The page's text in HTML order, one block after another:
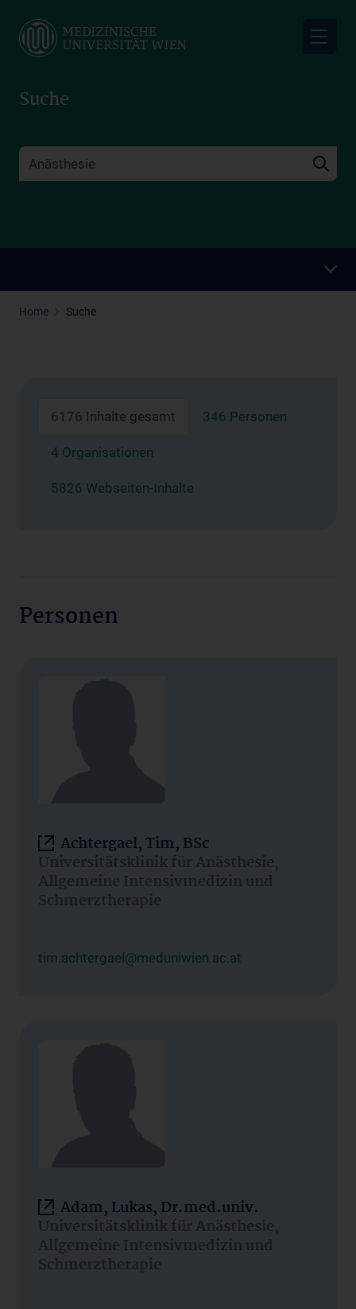
main
Suche
Home Suche
6176 Inhalte gesamt 346 Personen
4 Organisationen
5826 Webseiten-Inhalte
Personen
Achtergael, Tim, BSc
Universitätsklinik für Anästhesie,
Allgemeine Intensivmedizin und
Schmerztherapie
tim.achtergael@meduniwien.ac.at
Adam, Lukas, Dr.med.univ.
Universitätsklinik für Anästhesie,
Allgemeine Intensivmedizin und
Schmerztherapie